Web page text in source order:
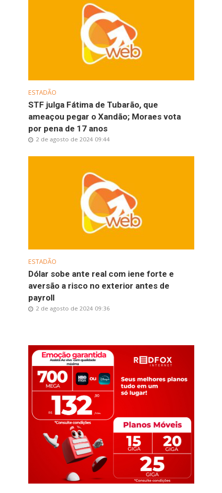
ESTADÃO
STF julga Fátima de Tubarão, que
ameaçou pegar o Xandão; Moraes vota
por pena de 17 anos
2 de agosto de 2024 09:44
ESTADÃO
Dólar sobe ante real com iene forte e
aversão a risco no exterior antes de
payroll
2 de agosto de 2024 09:36